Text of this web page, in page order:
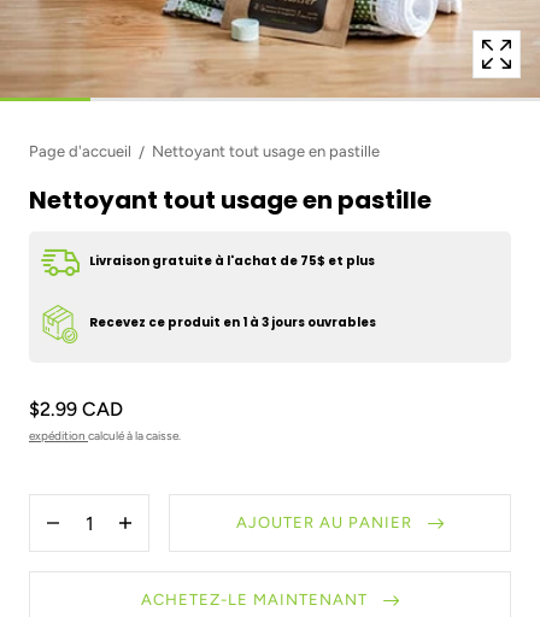
Page d'accueil Nettoyant tout usage en pastille
Nettoyant tout usage en pastille
Livraison gratuite à l'achat de 75$ et plus
Recevez ce produit en 1 à 3 jours ouvrables
$2.99 CAD
expédition calculé à la caisse.
Diminuer
la
Augmenter
la
Nettoyant
AJOUTER AU PANIER
ACHETEZ-LE MAINTENANT